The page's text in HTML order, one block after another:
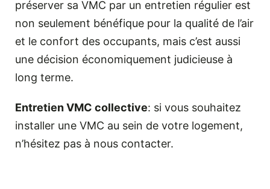
préserver sa VMC par un entretien régulier est
non seulement bénéfique pour la qualité de l’air
et le confort des occupants, mais c’est aussi
une décision économiquement judicieuse à
long terme.
Entretien VMC collective: si vous souhaitez
installer une VMC au sein de votre logement,
n’hésitez pas à nous contacter.